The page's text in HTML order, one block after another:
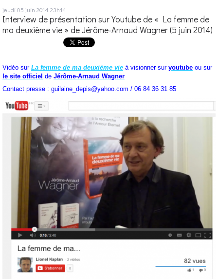
jeudi 05 juin 2014 23h14
Interview de présentation sur Youtube de « La femme de
ma deuxième vie » de Jérôme-Arnaud Wagner (5 juin 2014)
Vidéo sur La femme de ma deuxième vie à visionner sur youtube ou sur
le site officiel de Jérôme-Arnaud Wagner
Contact presse : guilaine_depis@yahoo.com / 06 84 36 31 85